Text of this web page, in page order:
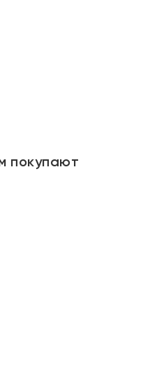
покупают